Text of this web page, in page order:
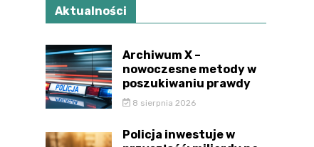
Aktualności
Archiwum X –
nowoczesne metody w
poszukiwaniu prawdy
8 sierpnia 2026
Policja inwestuje w